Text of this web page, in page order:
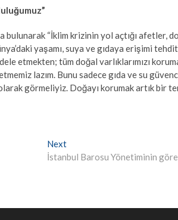
bulunarak “İklim krizinin yol açtığı afetler,
yaşamı, suya ve gıdaya erişimi
etmekten; tüm doğal varlıklarımızı
lazım. Bunu sadece gıda ve su
görmeliyiz. Doğayı korumak artık bir
NextNext
post:
İstanbul Barosu Yönetiminin